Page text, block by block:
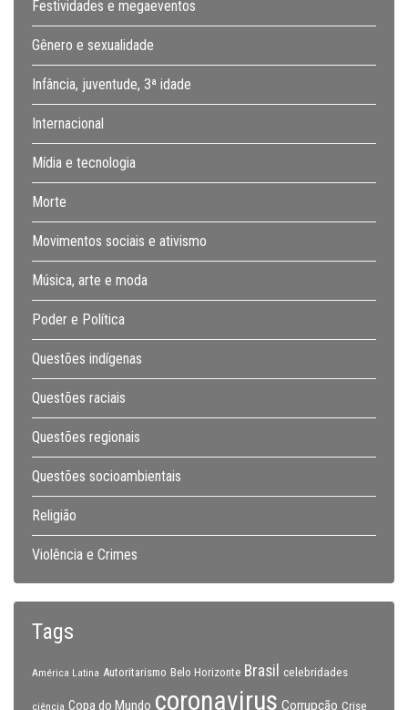
Festividades e megaeventos
Gênero e sexualidade
Infância, juventude, 3ª idade
Internacional
Mídia e tecnologia
Morte
Movimentos sociais e ativismo
Música, arte e moda
Poder e Política
Questões indígenas
Questões raciais
Questões regionais
Questões socioambientais
Religião
Violência e Crimes
Tags
América Latina Autoritarismo Belo Horizonte Brasil celebridades
ciência Copa do Mundo coronavirus Corrupção Crise